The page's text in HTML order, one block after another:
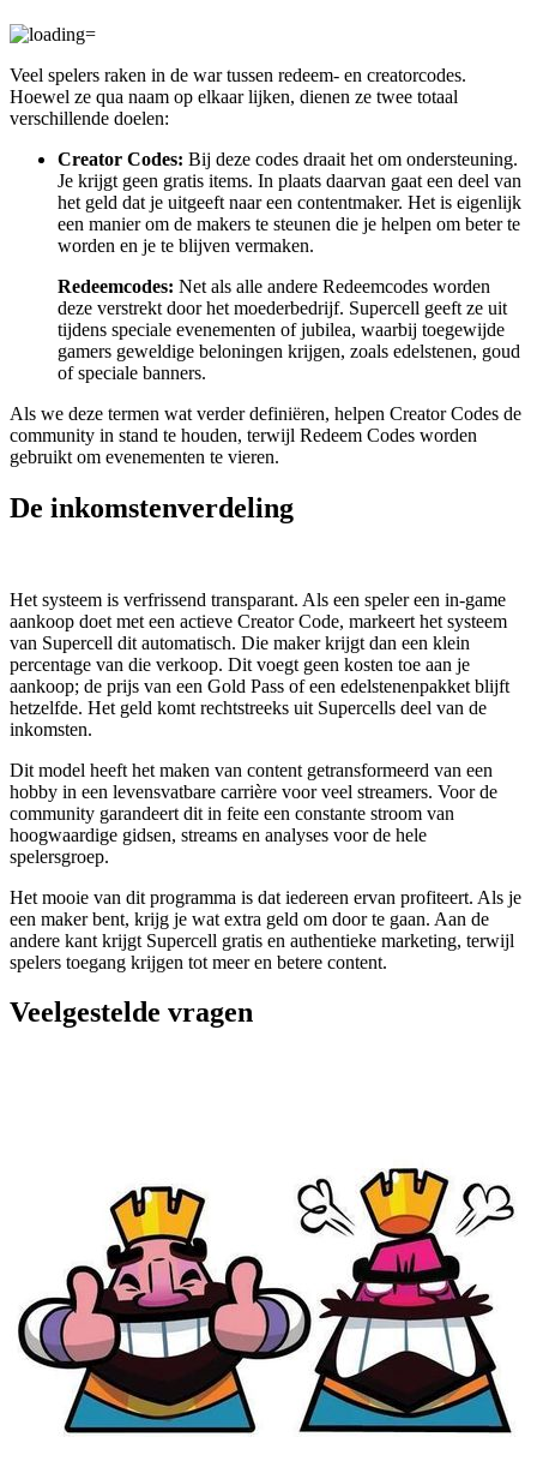
Veel spelers raken in de war tussen redeem- en creatorcodes.
Hoewel ze qua naam op elkaar lijken, dienen ze twee totaal
verschillende doelen:
Creator Codes: Bij deze codes draait het om ondersteuning.
Je krijgt geen gratis items. In plaats daarvan gaat een deel van
het geld dat je uitgeeft naar een contentmaker. Het is eigenlijk
een manier om de makers te steunen die je helpen om beter te
worden en je te blijven vermaken.
Redeemcodes: Net als alle andere Redeemcodes worden
deze verstrekt door het moederbedrijf. Supercell geeft ze uit
tijdens speciale evenementen of jubilea, waarbij toegewijde
gamers geweldige beloningen krijgen, zoals edelstenen, goud
of speciale banners.
Als we deze termen wat verder definiëren, helpen Creator Codes de
community in stand te houden, terwijl Redeem Codes worden
gebruikt om evenementen te vieren.
De inkomstenverdeling
Het systeem is verfrissend transparant. Als een speler een in-game
aankoop doet met een actieve Creator Code, markeert het systeem
van Supercell dit automatisch. Die maker krijgt dan een klein
percentage van die verkoop. Dit voegt geen kosten toe aan je
aankoop; de prijs van een Gold Pass of een edelstenenpakket blijft
hetzelfde. Het geld komt rechtstreeks uit Supercells deel van de
inkomsten.
Dit model heeft het maken van content getransformeerd van een
hobby in een levensvatbare carrière voor veel streamers. Voor de
community garandeert dit in feite een constante stroom van
hoogwaardige gidsen, streams en analyses voor de hele
spelersgroep.
Het mooie van dit programma is dat iedereen ervan profiteert. Als je
een maker bent, krijg je wat extra geld om door te gaan. Aan de
andere kant krijgt Supercell gratis en authentieke marketing, terwijl
spelers toegang krijgen tot meer en betere content.
Veelgestelde vragen